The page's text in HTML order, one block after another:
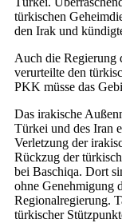
türkischen
den Irak und
Auch die Regierung
verurteilte den
PKK müsse das
Das irakische
Türkei und des Iran
Verletzung der
Rückzug der
bei Baschiqa. Dort
ohne Genehmigung
Regionalregierung.
türkischer